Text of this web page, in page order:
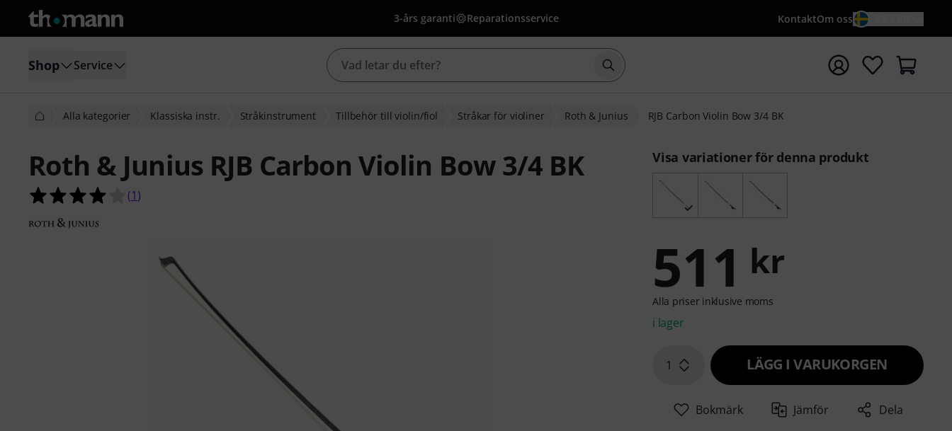
3-års garanti Reparationsservice KontaktOm oss
Shop Service Börja sökningen med söktermen {searchTerm}
Alla kategorier Klassiska instr. Stråkinstrument Tillbehör till violin/fiol Stråkar för violiner Roth & Junius RJB Carbon Violin Bow 3/4 BK
Roth & Junius RJB Carbon Violin Bow 3/4 BK
4.0 av 5 stjärnor från 1 kundbetyg
(1)
Visa variationer för denna produkt
511 kr
Alla priser inklusive moms
i lager
1 LÄGG I VARUKORGEN
Bokmärk Jämför Dela